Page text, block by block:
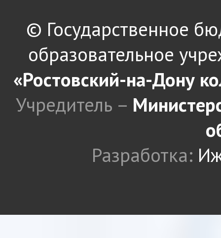
© Государственное
образовательное
«Ростовский-на-Дону
Учредитель –
Разработка: